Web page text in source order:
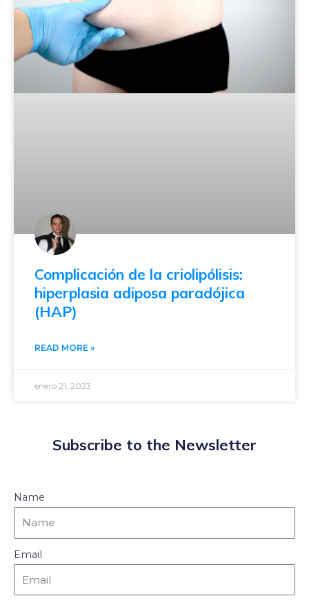
Complicación de la criolipólisis:
hiperplasia adiposa paradójica
(HAP)
READ MORE »
enero 21, 2023
Subscribe to the Newsletter
Name
Email